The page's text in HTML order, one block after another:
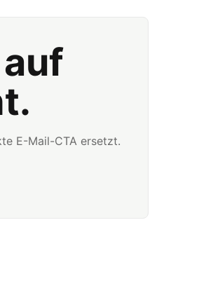
E-Mail-CTA ersetzt.